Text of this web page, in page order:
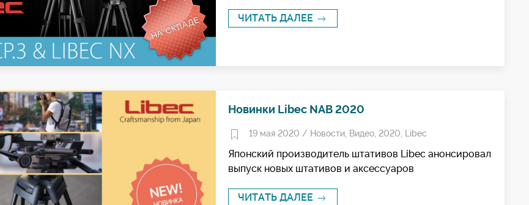
ЧИТАТЬ ДАЛЕЕ
Новинки Libec NAB 2020
19 мая 2020 / Новости, Видео, 2020, Libec
Японский производитель штативов Libec анонсировал
выпуск новых штативов и аксессуаров
ЧИТАТЬ ДАЛЕЕ